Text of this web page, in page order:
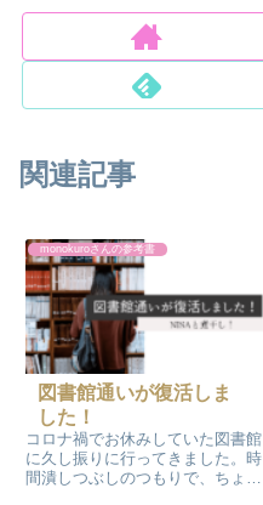
関連記事
monokuroさんの参考書
図書館通いが復活しま
した！
コロナ禍でお休みしていた図書館
に久し振りに行ってきました。時
間潰しつぶしのつもりで、ちょっ